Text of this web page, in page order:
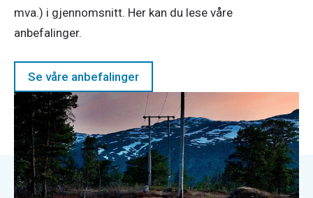
mva.) i gjennomsnitt. Her kan du lese våre
anbefalinger.
Se våre anbefalinger